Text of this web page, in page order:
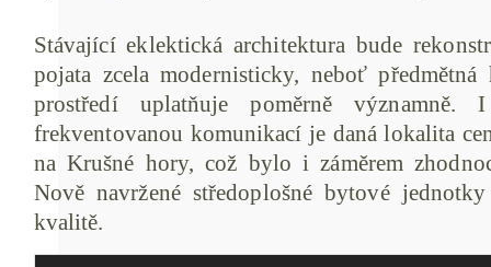
Stávající eklektická architektura bude
pojata zcela modernisticky, neboť
prostředí uplatňuje poměrně významně.
frekventovanou komunikací je daná lokalita
na Krušné hory, což bylo i záměrem
Nově navržené středoplošné bytové
kvalitě.